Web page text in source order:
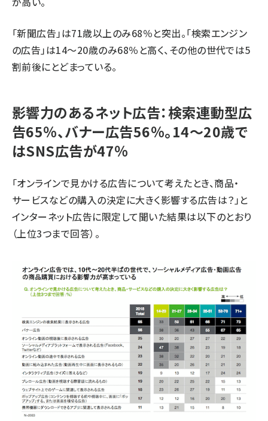
「新聞広告」は71歳以上のみ68％と突出。「検索エンジン
の広告」は14〜20歳のみ68％と高く、その他の世代では5
割前後にとどまっている。
影響力のあるネット広告：検索連動型広
告65％、バナー広告56％。14〜20歳で
はSNS広告が47％
「オンラインで見かける広告について考えたとき、商品・
サービスなどの購入の決定に大きく影響する広告は？」と
インターネット広告に限定して聞いた結果は以下のとおり
（上位3つまで回答）。